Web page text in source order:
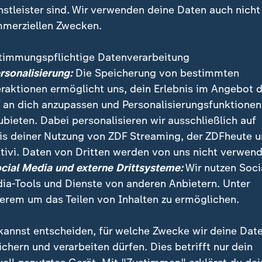
am Wochenende im Süden Polens werden
Ein Erdbeben hatte die Kohlegrube Zofiowka
dabei ums Leben.
sind. Wir verwenden deine Daten auch nicht
Zwecken.
Datenverarbeitung
Die Speicherung von bestimmten
ermöglicht uns, dein Erlebnis im Angebot
an dich anzupassen und Personalisierungsfunktionen
Dabei personalisieren wir ausschließlich auf
deiner Nutzung von ZDF Streaming, der ZDFheute
Daten von Dritten werden von uns nicht
Media und externe Drittsysteme:Wir nutzen
Tools und Dienste von anderen Anbietern. Unter
um das Teilen von Inhalten zu ermöglichen.
entscheiden, für welche Zwecke wir deine
und verarbeiten dürfen. Dies betrifft nur dein